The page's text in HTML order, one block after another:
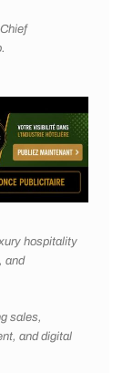
hospitality
and
sales,
and digital